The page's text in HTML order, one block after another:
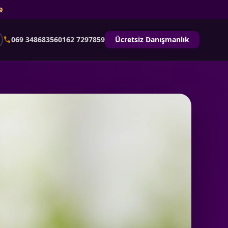
call069 348683560162 7297859 Ücretsiz Danışmanlık